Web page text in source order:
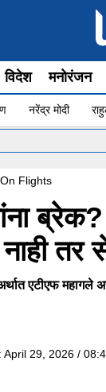
विदेश मनोरंजन
नरेंद्र मोदी
Flights
नाही तर
एटीएफ महागले
April 29, 2026 /